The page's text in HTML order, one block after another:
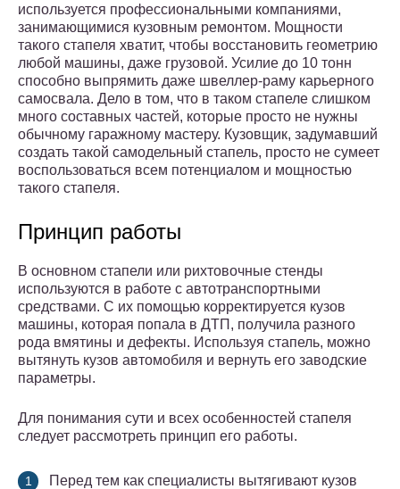
используется профессиональными компаниями,
занимающимися кузовным ремонтом. Мощности
такого стапеля хватит, чтобы восстановить геометрию
любой машины, даже грузовой. Усилие до 10 тонн
способно выпрямить даже швеллер-раму карьерного
самосвала. Дело в том, что в таком стапеле слишком
много составных частей, которые просто не нужны
обычному гаражному мастеру. Кузовщик, задумавший
создать такой самодельный стапель, просто не сумеет
воспользоваться всем потенциалом и мощностью
такого стапеля.
Принцип работы
В основном стапели или рихтовочные стенды
используются в работе с автотранспортными
средствами. С их помощью корректируется кузов
машины, которая попала в ДТП, получила разного
рода вмятины и дефекты. Используя стапель, можно
вытянуть кузов автомобиля и вернуть его заводские
параметры.
Для понимания сути и всех особенностей стапеля
следует рассмотреть принцип его работы.
Перед тем как специалисты вытягивают кузов